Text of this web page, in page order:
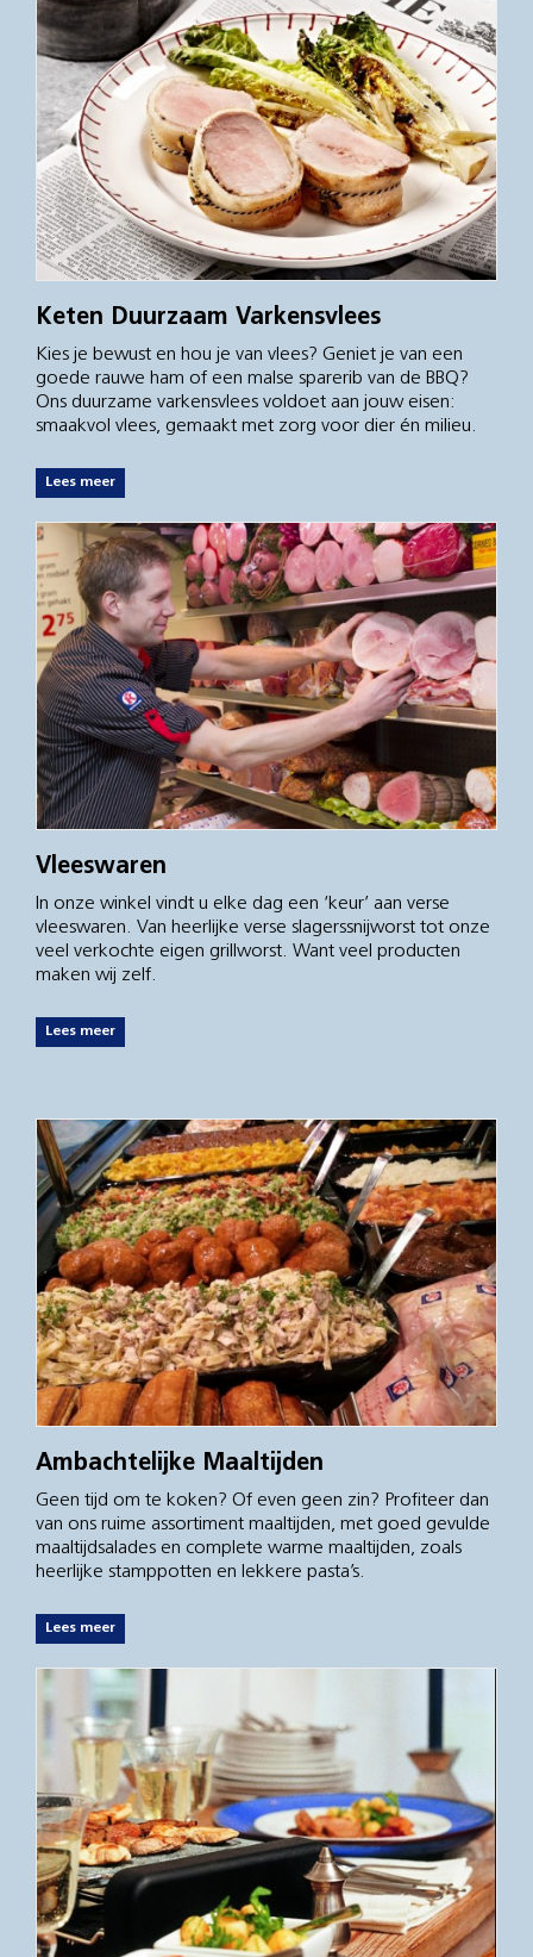
Keten Duurzaam Varkensvlees
Kies je bewust en hou je van vlees? Geniet je van een
goede rauwe ham of een malse sparerib van de BBQ?
Ons duurzame varkensvlees voldoet aan jouw eisen:
smaakvol vlees, gemaakt met zorg voor dier én milieu.
Lees meer
Vleeswaren
In onze winkel vindt u elke dag een ‘keur’ aan verse
vleeswaren. Van heerlijke verse slagerssnijworst tot onze
veel verkochte eigen grillworst. Want veel producten
maken wij zelf.
Lees meer
Ambachtelijke Maaltijden
Geen tijd om te koken? Of even geen zin? Profiteer dan
van ons ruime assortiment maaltijden, met goed gevulde
maaltijdsalades en complete warme maaltijden, zoals
heerlijke stamppotten en lekkere pasta’s.
Lees meer